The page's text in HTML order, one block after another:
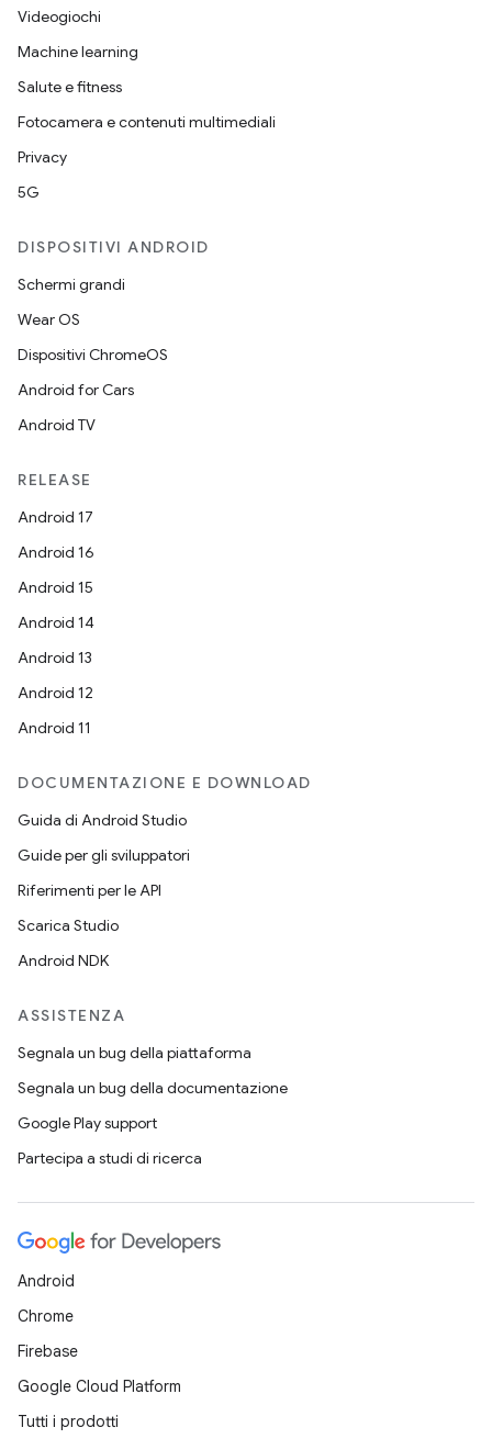
Videogiochi
Machine learning
Salute e fitness
Fotocamera e contenuti multimediali
Privacy
5G
DISPOSITIVI ANDROID
Schermi grandi
Wear OS
Dispositivi ChromeOS
Android for Cars
Android TV
RELEASE
Android 17
Android 16
Android 15
Android 14
Android 13
Android 12
Android 11
DOCUMENTAZIONE E DOWNLOAD
Guida di Android Studio
Guide per gli sviluppatori
Riferimenti per le API
Scarica Studio
Android NDK
ASSISTENZA
Segnala un bug della piattaforma
Segnala un bug della documentazione
Google Play support
Partecipa a studi di ricerca
Android
Chrome
Firebase
Google Cloud Platform
Tutti i prodotti